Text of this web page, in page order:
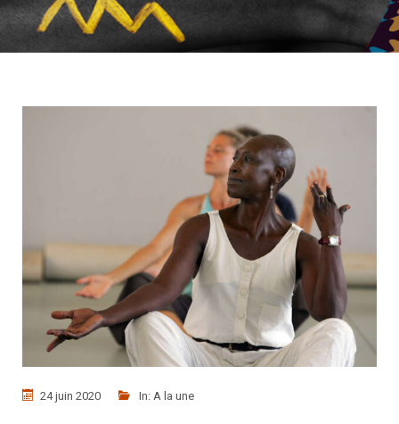
24 juin 2020 In: A la une